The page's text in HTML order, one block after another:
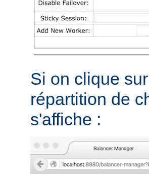
Si on clique
répartition de
s'affiche :